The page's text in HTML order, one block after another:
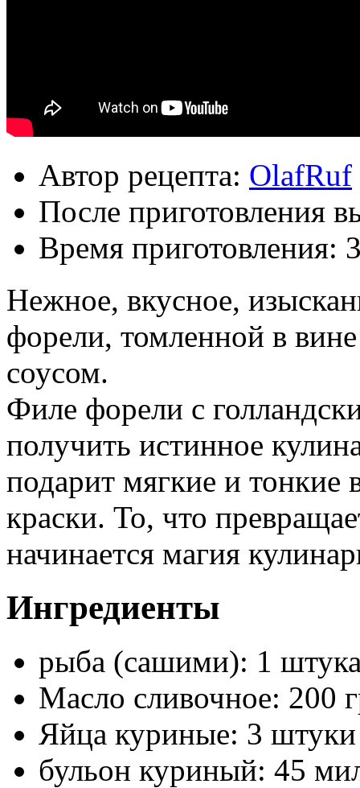
Автор рецепта: OlafRuf
После приготовления
Время приготовления:
Нежное, вкусное,
форели, томленной в
соусом.
Филе форели с
получить истинное
подарит мягкие и тонкие
краски. То, что
начинается магия
Ингредиенты
рыба (сашими): 1
Масло сливочное: 200
Яйца куриные: 3 штуки
бульон куриный: 45